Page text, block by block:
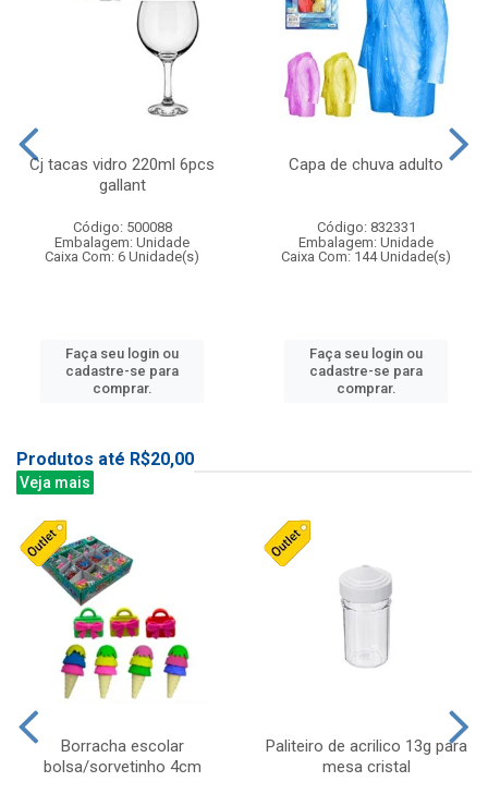
Cj tacas vidro 220ml 6pcs
gallant
Código: 500088
Embalagem: Unidade
Caixa Com: 6 Unidade(s)
Faça seu login ou
cadastre-se para
comprar.
Capa de chuva adulto
Código: 832331
Embalagem: Unidade
Caixa Com: 144 Unidade(s)
Faça seu login ou
cadastre-se para
comprar.
Produtos até R$20,00
Veja mais
Borracha escolar
bolsa/sorvetinho 4cm
Paliteiro de acrilico 13g para
mesa cristal